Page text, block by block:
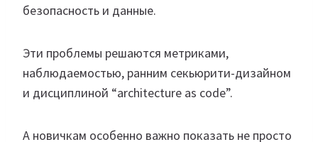
безопасность и данные.
Эти проблемы решаются метриками,
наблюдаемостью, ранним секьюрити-дизайном
и дисциплиной “architecture as code”.
А новичкам особенно важно показать не просто